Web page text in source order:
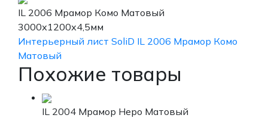
IL 2006 Мрамор Комо Матовый
3000х1200х4,5мм
Интерьерный лист SoliD IL 2006 Мрамор Комо
Матовый
Похожие товары
IL 2004 Мрамор Неро Матовый